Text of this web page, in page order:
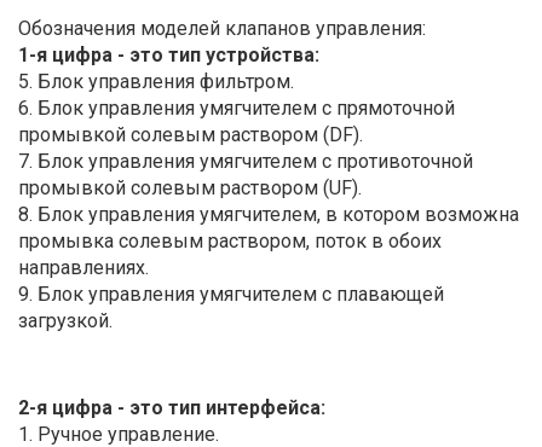
Обозначения моделей клапанов управления:
1-я цифра - это тип устройства:
5. Блок управления фильтром.
6. Блок управления умягчителем с прямоточной
промывкой солевым раствором (DF).
7. Блок управления умягчителем с противоточной
промывкой солевым раствором (UF).
8. Блок управления умягчителем, в котором возможна
промывка солевым раствором, поток в обоих
направлениях.
9. Блок управления умягчителем с плавающей
загрузкой.
2-я цифра - это тип интерфейса:
1. Ручное управление.